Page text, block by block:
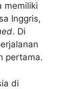
memiliki
Inggris,
. Di
pertama.
di